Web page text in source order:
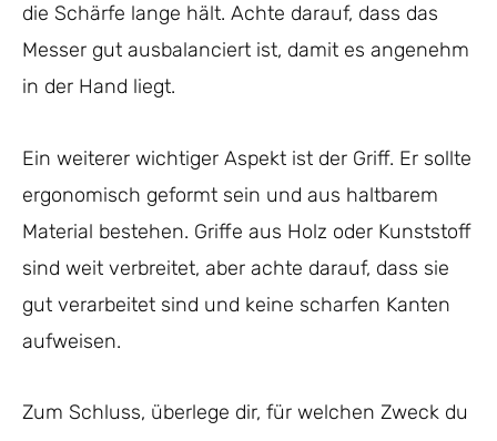
die Schärfe lange hält. Achte darauf, dass das
Messer gut ausbalanciert ist, damit es angenehm
in der Hand liegt.
Ein weiterer wichtiger Aspekt ist der Griff. Er sollte
ergonomisch geformt sein und aus haltbarem
Material bestehen. Griffe aus Holz oder Kunststoff
sind weit verbreitet, aber achte darauf, dass sie
gut verarbeitet sind und keine scharfen Kanten
aufweisen.
Zum Schluss, überlege dir, für welchen Zweck du